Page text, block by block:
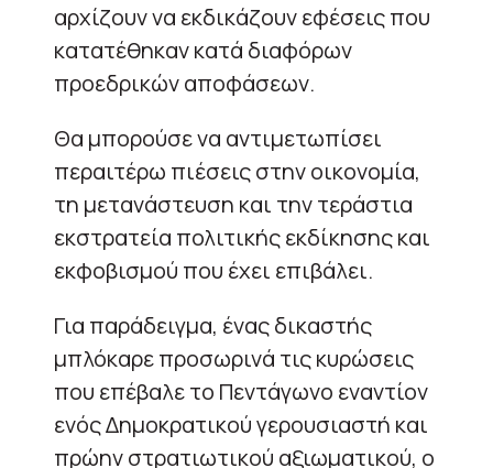
αρχίζουν να εκδικάζουν εφέσεις που
κατατέθηκαν κατά διαφόρων
προεδρικών αποφάσεων.
Θα μπορούσε να αντιμετωπίσει
περαιτέρω πιέσεις στην οικονομία,
τη μετανάστευση και την τεράστια
εκστρατεία πολιτικής εκδίκησης και
εκφοβισμού που έχει επιβάλει.
Για παράδειγμα, ένας δικαστής
μπλόκαρε προσωρινά τις κυρώσεις
που επέβαλε το Πεντάγωνο εναντίον
ενός Δημοκρατικού γερουσιαστή και
πρώην στρατιωτικού αξιωματικού, ο